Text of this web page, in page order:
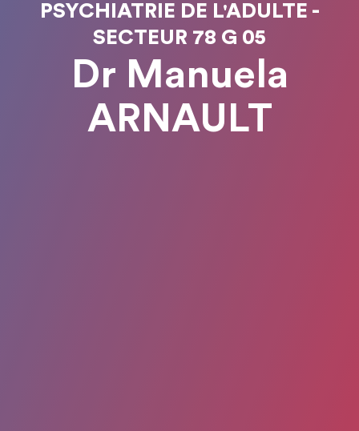
PSYCHIATRIE DE L'ADULTE -
SECTEUR 78 G 05
Dr Manuela
ARNAULT